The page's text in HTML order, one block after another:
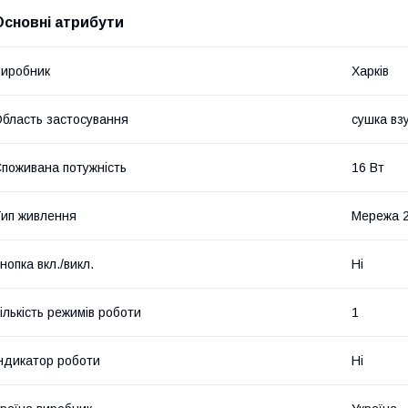
атрибути
Харків
застосування сушка
потужність 16 Вт
живлення Мережа
вкл./викл. Ні
режимів роботи 1
роботи Ні